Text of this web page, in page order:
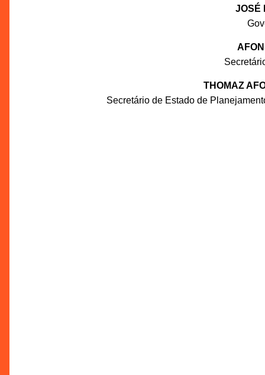
JOSÉ
THOMAZ
Secretário de Estado de